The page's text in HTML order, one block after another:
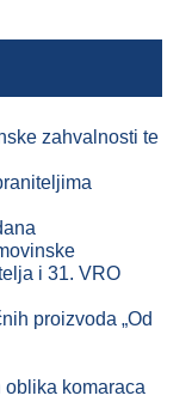
zahvalnosti te
i 31. VRO
proizvoda „Od
komaraca